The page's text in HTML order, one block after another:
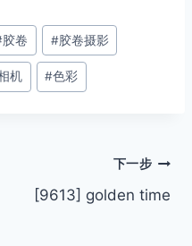
胶卷 #胶卷摄影
机 #色彩
下一步
[9613] golden time